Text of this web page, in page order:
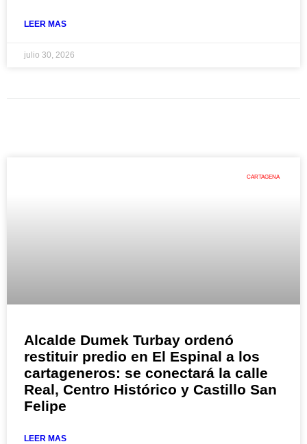
LEER MAS
julio 30, 2026
CARTAGENA
Alcalde Dumek Turbay ordenó
restituir predio en El Espinal a los
cartageneros: se conectará la calle
Real, Centro Histórico y Castillo San
Felipe
LEER MAS